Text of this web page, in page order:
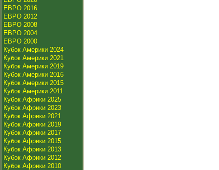
ЕВРО 2016
ЕВРО 2012
ЕВРО 2008
ЕВРО 2004
ЕВРО 2000
Кубок Америки 2024
Кубок Америки 2021
Кубок Америки 2019
Кубок Америки 2016
Кубок Америки 2015
Кубок Америки 2011
Кубок Африки 2025
Кубок Африки 2023
Кубок Африки 2021
Кубок Африки 2019
Кубок Африки 2017
Кубок Африки 2015
Кубок Африки 2013
Кубок Африки 2012
Кубок Африки 2010